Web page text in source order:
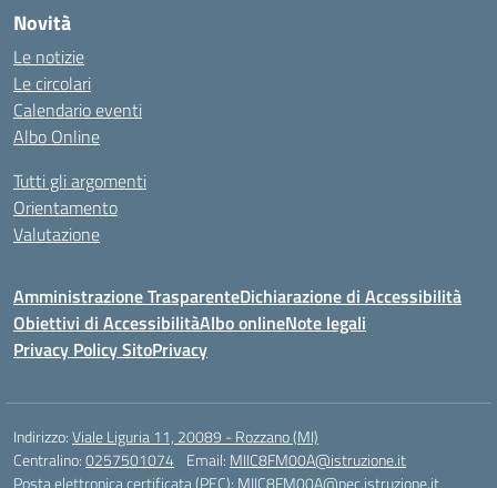
Novità
Le notizie
Le circolari
Calendario eventi
Albo Online
Tutti gli argomenti
Orientamento
Valutazione
Amministrazione TrasparenteDichiarazione di Accessibilità
Obiettivi di AccessibilitàAlbo onlineNote legali
Privacy Policy SitoPrivacy
Indirizzo:Viale Liguria 11, 20089 - Rozzano (MI)
Centralino:0257501074 Email: MIIC8FM00A@istruzione.it
Posta elettronica certificata (PEC): MIIC8FM00A@pec.istruzione.it